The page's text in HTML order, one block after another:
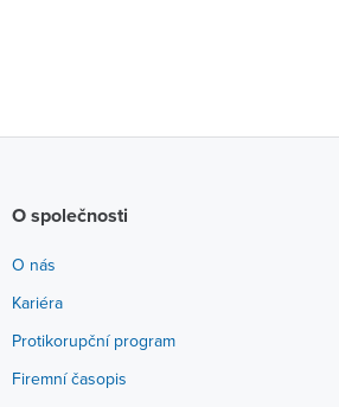
O společnosti
O nás
Kariéra
Protikorupční program
Firemní časopis